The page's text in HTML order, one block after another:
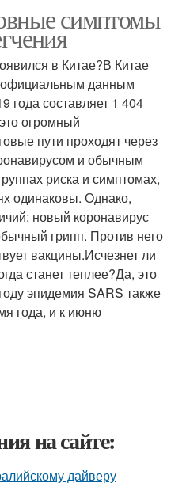
симптомы
в Китае?В Китае
официальным данным
года составляет 1 404
огромный
пути проходят через
и обычным
риска и симптомах,
одинаковы. Однако,
новый коронавирус
грипп. Против него
вакцины.Исчезнет ли
станет теплее?Да, это
эпидемия SARS также
года, и к июню
на сайте:
дайверу